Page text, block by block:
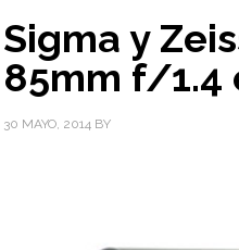
Sigma y
85mm f/1.4
30 MAYO, 2014 BY